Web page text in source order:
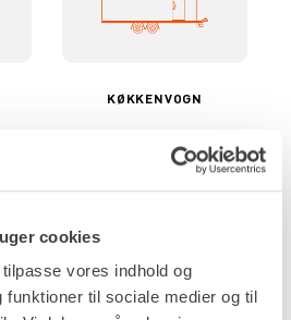
cookies
vores indhold og
funktioner til sociale medier og til
KØKKENVOGN